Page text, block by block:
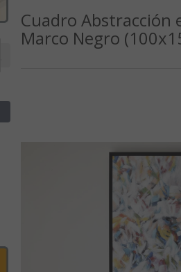
Cuadro Abstracción
Marco Negro